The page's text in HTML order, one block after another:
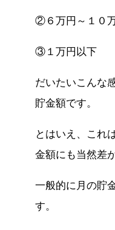
②６万円～１０
③１万円以下
だいたいこんな
貯金額です。
とはいえ、これ
金額にも当然差
一般的に月の貯
す。